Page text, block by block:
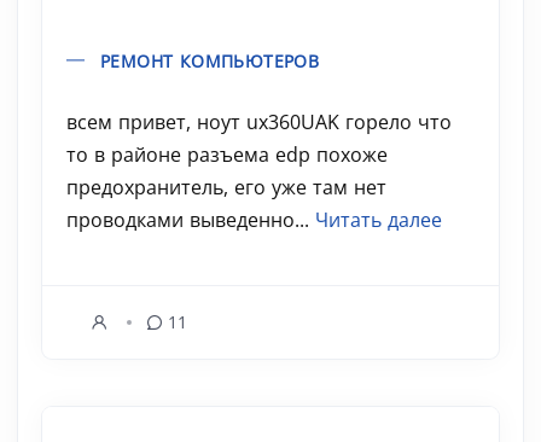
РЕМОНТ КОМПЬЮТЕРОВ
всем привет, ноут ux360UAK горело что
то в районе разъема edp похоже
предохранитель, его уже там нет
проводками выведенно... Читать далее
11